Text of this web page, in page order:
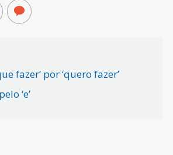
fazer’ por ‘quero fazer’
‘e’